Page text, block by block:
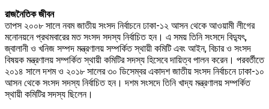
রাজনৈতিক জীবন
তাপস ২০০৮ সালে নবম জাতীয় সংসদ নির্বাচনে ঢাকা-১২ আসন থেকে আওয়ামী লীগের
মনোনয়নে প্রথমবারের মত সংসদ সদস্য নির্বাচিত হন। এ সময় তিনি সংসদে বিদ্যুৎ,
জ্বালানী ও খনিজ সম্পদ মন্ত্রণালয় সম্পর্কিত স্থায়ী কমিটি এবং আইন, বিচার ও সংসদ
বিষয়ক মন্ত্রণালয় সম্পর্কিত স্থায়ী কমিটির সদস্য হিসেবে দায়িত্ব পালন করেন। পরবর্তীতে
২০১৪ সালে দশম ও ২০১৮ সালের ৩০ ডিসেম্বর একাদশ জাতীয় সংসদ নির্বাচনে ঢাকা-১০
আসন থেকে সংসদ সদস্য নির্বাচিত হন। দশম সংসদে তিনি খাদ্য মন্ত্রণালয় সম্পর্কিত
স্থায়ী কমিটির সদস্য ছিলেন।